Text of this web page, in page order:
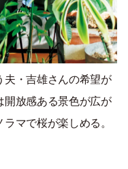
夫・吉雄さんの希望が
開放感ある景色が広が
マで桜が楽しめる。